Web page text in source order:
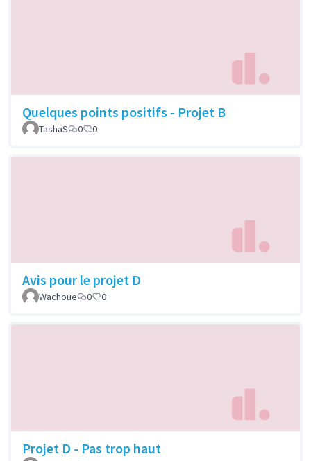
Quelques points positifs - Projet B
TashaS 0 0
Avis pour le projet D
Wachoue 0 0
Projet D - Pas trop haut